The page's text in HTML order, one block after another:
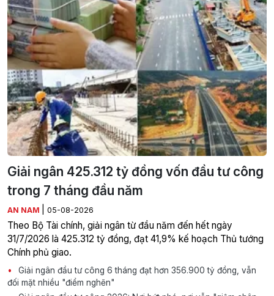
Giải ngân 425.312 tỷ đồng vốn đầu tư công
trong 7 tháng đầu năm
AN NAM 05-08-2026
Theo Bộ Tài chính, giải ngân từ đầu năm đến hết ngày
31/7/2026 là 425.312 tỷ đồng, đạt 41,9% kế hoạch Thủ tướng
Chính phủ giao.
Giải ngân đầu tư công 6 tháng đạt hơn 356.900 tỷ đồng, vẫn
đối mặt nhiều "điểm nghẽn"